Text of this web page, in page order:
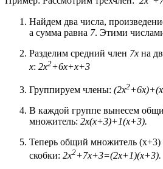
Найдем два числа,
а сумма равна 7. Этими
Разделим средний член 7x на
x: 2x2+6x+x+3
Группируем члены: (2x2
В каждой группе вынесем
множитель: 2x(x+3)+1(x+3).
Теперь общий множитель (x+3)
скобки: 2x2+7x+3=(2x+1)(x+3).